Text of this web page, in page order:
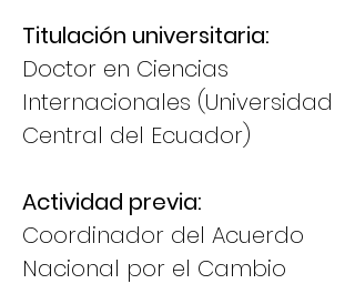
Titulación universitaria:
Doctor en Ciencias
Internacionales (Universidad
Central del Ecuador)
Actividad previa:
Coordinador del Acuerdo
Nacional por el Cambio